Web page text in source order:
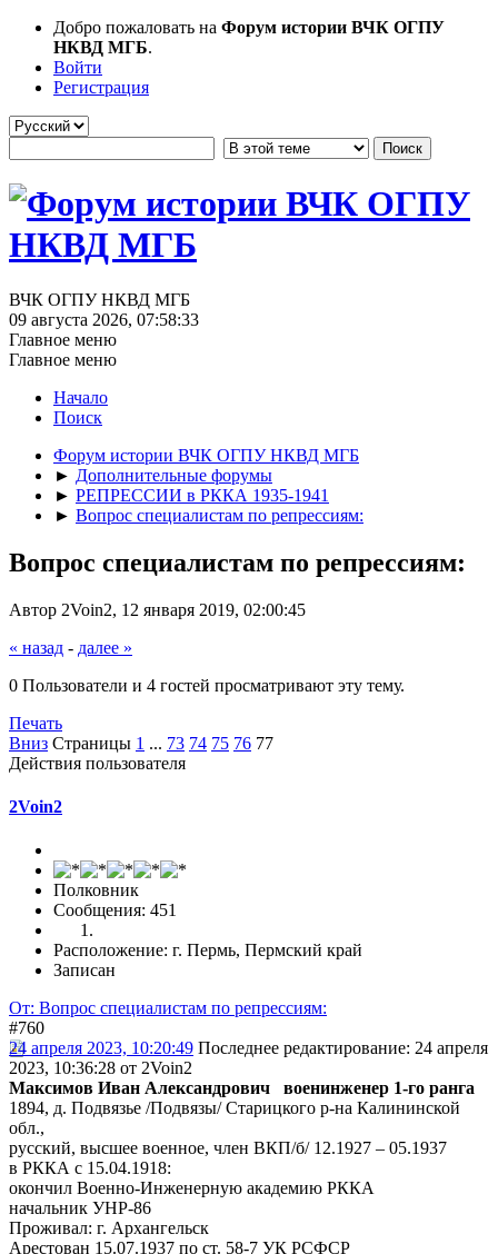
Добро пожаловать на Форум истории ВЧК ОГПУ
НКВД МГБ.
Войти
Регистрация
ВЧК ОГПУ НКВД МГБ
09 августа 2026, 07:58:33
Главное меню
Главное меню
Начало
Поиск
Форум истории ВЧК ОГПУ НКВД МГБ
► Дополнительные форумы
► РЕПРЕССИИ в РККА 1935-1941
► Вопрос специалистам по репрессиям:
Вопрос специалистам по репрессиям:
Автор 2Voin2, 12 января 2019, 02:00:45
« назад - далее »
0 Пользователи и 4 гостей просматривают эту тему.
Печать
Вниз Страницы 1 ... 73 74 75 76 77
Действия пользователя
2Voin2
Полковник
Сообщения: 451
Расположение: г. Пермь, Пермский край
Записан
От: Вопрос специалистам по репрессиям:
#760
24 апреля 2023, 10:20:49 Последнее редактирование: 24 апреля
2023, 10:36:28 от 2Voin2
Максимов Иван Александрович военинженер 1-го ранга
1894, д. Подвязье /Подвязы/ Старицкого р-на Калининской
обл.,
русский, высшее военное, член ВКП/б/ 12.1927 – 05.1937
в РККА с 15.04.1918:
окончил Военно-Инженерную академию РККА
начальник УНР-86
Проживал: г. Архангельск
Арестован 15.07.1937 по ст. 58-7 УК РСФСР